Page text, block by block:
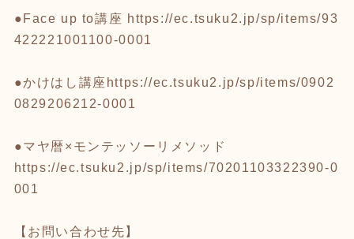
●Face up to講座 https://ec.tsuku2.jp/sp/items/93
422221001100-0001
●かけはし講座 https://ec.tsuku2.jp/sp/items/0902
0829206212-0001
●マヤ暦×モンテッソーリメソッド
https://ec.tsuku2.jp/sp/items/70201103322390-0
001
【お問い合わせ先】